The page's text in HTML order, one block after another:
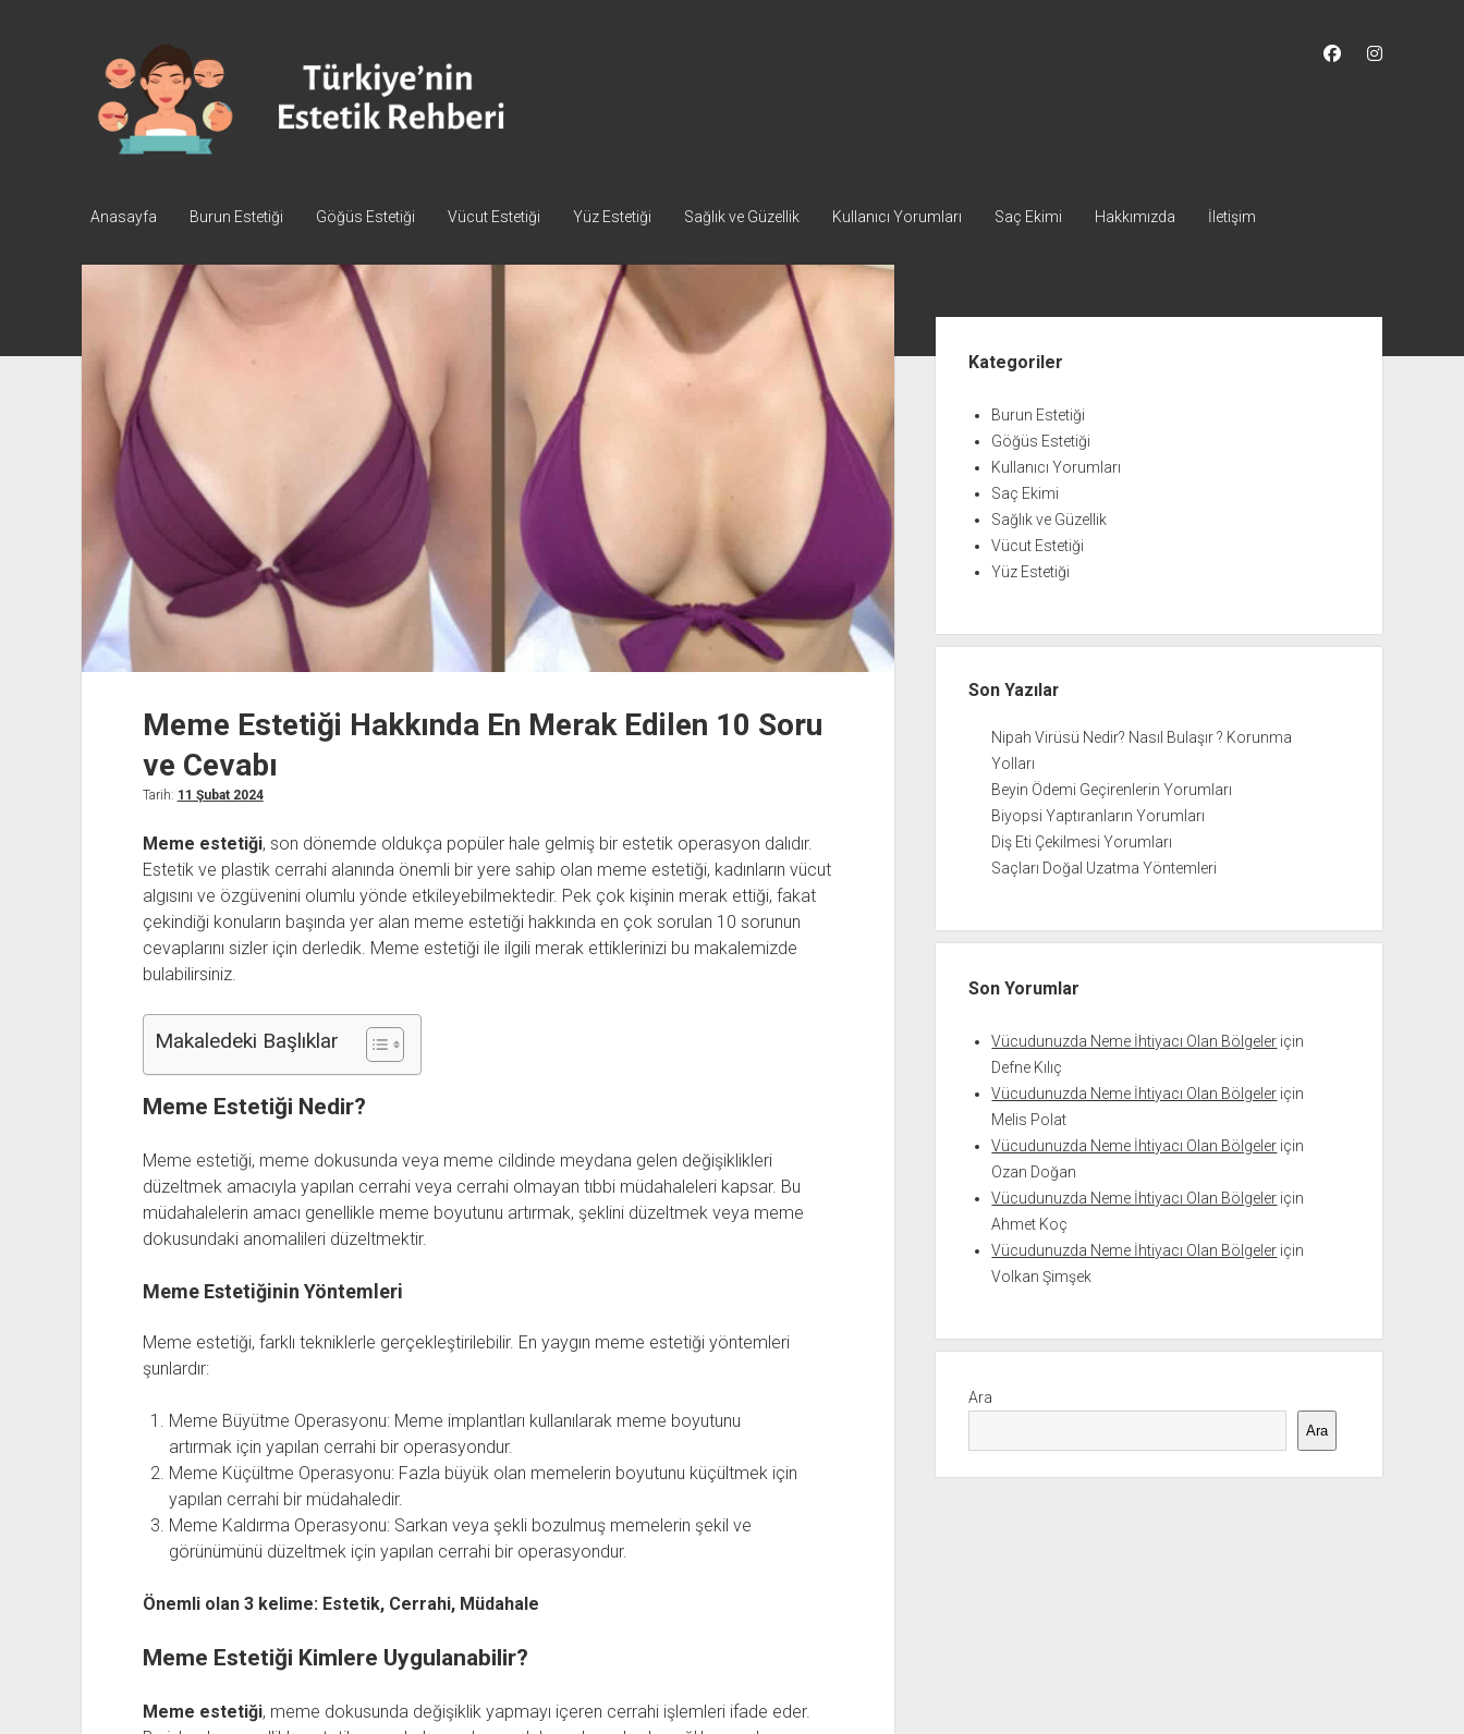
Türkiye'nin
Estetik
Rehberi
facebookinstagram
Anasayfa Burun Estetiği Göğüs Estetiği Vücut Estetiği Yüz Estetiği Sağlık ve Güzellik Kullanıcı Yorumları Saç Ekimi Hakkımızda İletişim
Meme Estetiği Hakkında En Merak Edilen 10 Soru
ve Cevabı
Tarih: 11 Şubat 2024
Meme estetiği, son dönemde oldukça popüler hale gelmiş bir estetik operasyon dalıdır.
Estetik ve plastik cerrahi alanında önemli bir yere sahip olan meme estetiği, kadınların vücut
algısını ve özgüvenini olumlu yönde etkileyebilmektedir. Pek çok kişinin merak ettiği, fakat
çekindiği konuların başında yer alan meme estetiği hakkında en çok sorulan 10 sorunun
cevaplarını sizler için derledik. Meme estetiği ile ilgili merak ettiklerinizi bu makalemizde
bulabilirsiniz.
Makaledeki Başlıklar
Meme Estetiği Nedir?
Meme estetiği, meme dokusunda veya meme cildinde meydana gelen değişiklikleri
düzeltmek amacıyla yapılan cerrahi veya cerrahi olmayan tıbbi müdahaleleri kapsar. Bu
müdahalelerin amacı genellikle meme boyutunu artırmak, şeklini düzeltmek veya meme
dokusundaki anomalileri düzeltmektir.
Meme Estetiğinin Yöntemleri
Meme estetiği, farklı tekniklerle gerçekleştirilebilir. En yaygın meme estetiği yöntemleri
şunlardır:
Meme Büyütme Operasyonu: Meme implantları kullanılarak meme boyutunu
artırmak için yapılan cerrahi bir operasyondur.
Meme Küçültme Operasyonu: Fazla büyük olan memelerin boyutunu küçültmek için
yapılan cerrahi bir müdahaledir.
Meme Kaldırma Operasyonu: Sarkan veya şekli bozulmuş memelerin şekil ve
görünümünü düzeltmek için yapılan cerrahi bir operasyondur.
Önemli olan 3 kelime: Estetik, Cerrahi, Müdahale
Meme Estetiği Kimlere Uygulanabilir?
Meme estetiği, meme dokusunda değişiklik yapmayı içeren cerrahi işlemleri ifade eder.
MenüKategoriler
Burun Estetiği
Göğüs Estetiği
Kullanıcı Yorumları
Saç Ekimi
Sağlık ve Güzellik
Vücut Estetiği
Yüz Estetiği
Son Yazılar
Nipah Virüsü Nedir? Nasıl Bulaşır ? Korunma
Yolları
Beyin Ödemi Geçirenlerin Yorumları
Biyopsi Yaptıranların Yorumları
Diş Eti Çekilmesi Yorumları
Saçları Doğal Uzatma Yöntemleri
Son Yorumlar
Vücudunuzda Neme İhtiyacı Olan Bölgeler için
Defne Kılıç
Vücudunuzda Neme İhtiyacı Olan Bölgeler için
Melis Polat
Vücudunuzda Neme İhtiyacı Olan Bölgeler için
Ozan Doğan
Vücudunuzda Neme İhtiyacı Olan Bölgeler için
Ahmet Koç
Vücudunuzda Neme İhtiyacı Olan Bölgeler için
Volkan Şimşek
Ara
Ara